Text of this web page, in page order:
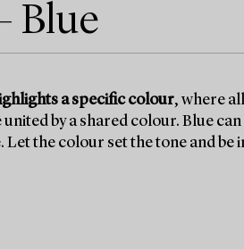
Blue
a specific colour, where
by a shared colour. Blue
the colour set the tone and be